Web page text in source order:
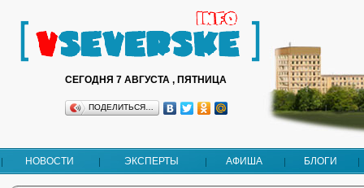
СЕГОДНЯ 7 АВГУСТА , ПЯТНИЦА
ПОДЕЛИТЬСЯ…
НОВОСТИ ЭКСПЕРТЫ АФИША БЛОГИ